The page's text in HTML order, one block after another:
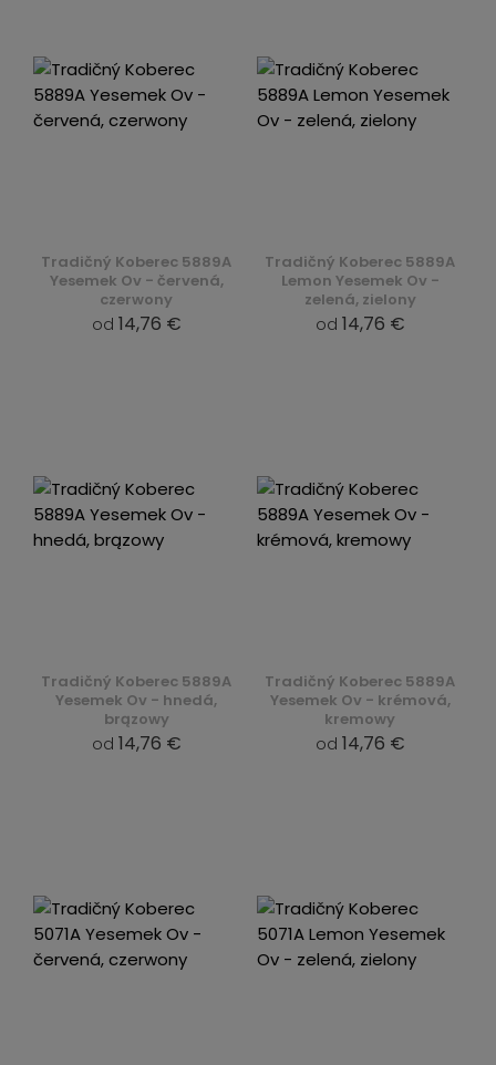
Tradičný Koberec 5889A
Yesemek Ov - červená,
czerwony
od 14,76 €
Tradičný Koberec 5889A
Lemon Yesemek Ov -
zelená, zielony
od 14,76 €
Tradičný Koberec 5889A
Yesemek Ov - hnedá,
brązowy
od 14,76 €
Tradičný Koberec 5889A
Yesemek Ov - krémová,
kremowy
od 14,76 €